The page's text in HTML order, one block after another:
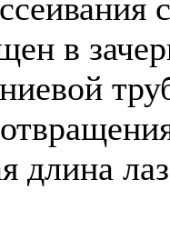
в
длина